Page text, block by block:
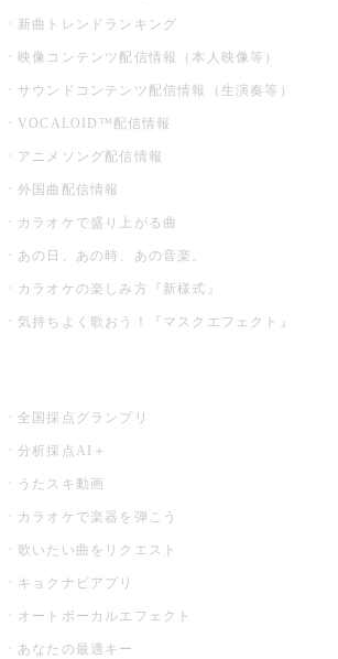
新曲トレンドランキング
映像コンテンツ配信情報（本人映像等）
サウンドコンテンツ配信情報（生演奏等）
VOCALOID™配信情報
アニメソング配信情報
外国曲配信情報
カラオケで盛り上がる曲
あの日、あの時、あの音楽。
カラオケの楽しみ方『新様式』
気持ちよく歌おう！『マスクエフェクト』
全国採点グランプリ
分析採点AI＋
うたスキ動画
カラオケで楽器を弾こう
歌いたい曲をリクエスト
キョクナビアプリ
オートボーカルエフェクト
あなたの最適キー